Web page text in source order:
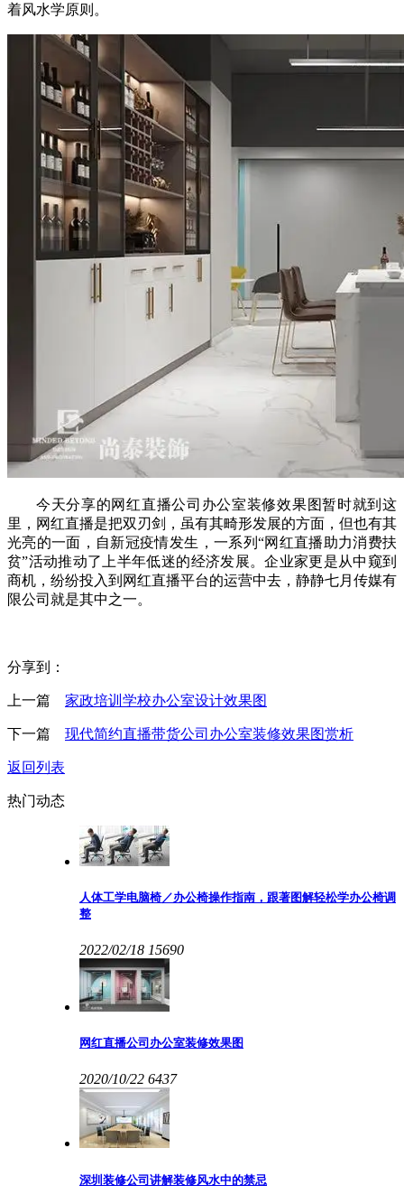
着风水学原则。
今天分享的网红直播公司办公室装修效果图暂时就到这
里，网红直播是把双刃剑，虽有其畸形发展的方面，但也有其
光亮的一面，自新冠疫情发生，一系列“网红直播助力消费扶
贫”活动推动了上半年低迷的经济发展。企业家更是从中窥到
商机，纷纷投入到网红直播平台的运营中去，静静七月传媒有
限公司就是其中之一。
分享到：
上一篇 家政培训学校办公室设计效果图
下一篇 现代简约直播带货公司办公室装修效果图赏析
返回列表
热门动态
人体工学电脑椅／办公椅操作指南，跟著图解轻松学办公椅调
整
2022/02/18 15690
网红直播公司办公室装修效果图
2020/10/22 6437
深圳装修公司讲解装修风水中的禁忌